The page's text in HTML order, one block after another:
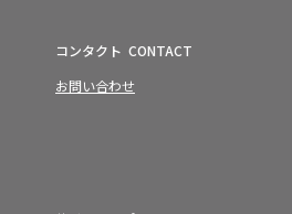
コンタクト CONTACT
お問い合わせ